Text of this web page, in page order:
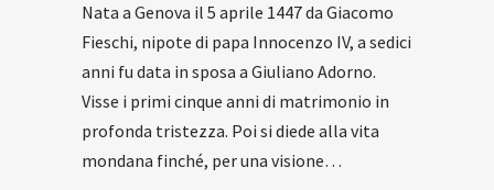
Nata a Genova il 5 aprile 1447 da Giacomo
Fieschi, nipote di papa Innocenzo IV, a sedici
anni fu data in sposa a Giuliano Adorno.
Visse i primi cinque anni di matrimonio in
profonda tristezza. Poi si diede alla vita
mondana finché, per una visione…